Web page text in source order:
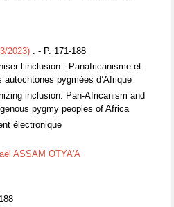
2023) . - P. 171-188
l’inclusion : Panafricanisme et
autochtones pygmées d’Afrique
inclusion: Pan-Africanism and
pygmy peoples of Africa
électronique
ASSAM OTYA'A